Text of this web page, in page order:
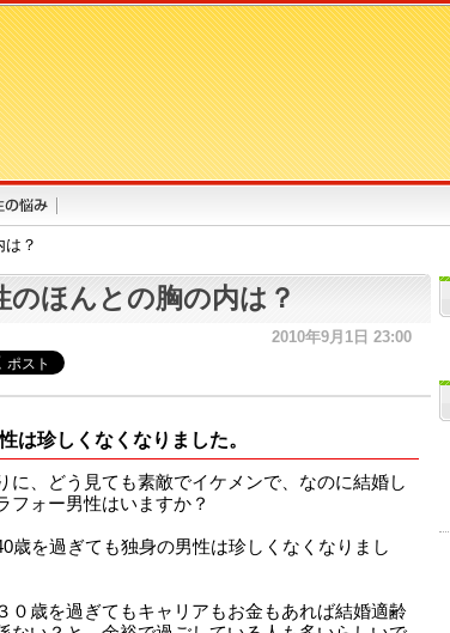
？
のほんとの胸の内は？
2010年9月1日 23:00
は珍しくなくなりました。
に、どう見ても素敵でイケメンで、なのに結婚し
フォー男性はいますか？
歳を過ぎても独身の男性は珍しくなくなりまし
０歳を過ぎてもキャリアもお金もあれば結婚適齢